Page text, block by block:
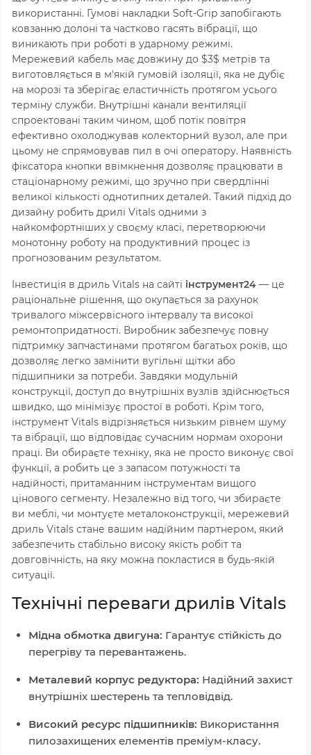
використанні. Гумові накладки Soft-Grip запобігають
ковзанню долоні та частково гасять вібрації, що
виникають при роботі в ударному режимі.
Мережевий кабель має довжину до $3$ метрів та
виготовляється в м'якій гумовій ізоляції, яка не дубіє
на морозі та зберігає еластичність протягом усього
терміну служби. Внутрішні канали вентиляції
спроектовані таким чином, щоб потік повітря
ефективно охолоджував колекторний вузол, але при
цьому не спрямовував пил в очі оператору. Наявність
фіксатора кнопки ввімкнення дозволяє працювати в
стаціонарному режимі, що зручно при свердлінні
великої кількості однотипних деталей. Такий підхід до
дизайну робить дрилі Vitals одними з
найкомфортніших у своєму класі, перетворюючи
монотонну роботу на продуктивний процес із
прогнозованим результатом.
Інвестиція в дриль Vitals на сайті інструмент24 — це
раціональне рішення, що окупається за рахунок
тривалого міжсервісного інтервалу та високої
ремонтопридатності. Виробник забезпечує повну
підтримку запчастинами протягом багатьох років, що
дозволяє легко замінити вугільні щітки або
підшипники за потреби. Завдяки модульній
конструкції, доступ до внутрішніх вузлів здійснюється
швидко, що мінімізує простої в роботі. Крім того,
інструмент Vitals відрізняється низьким рівнем шуму
та вібрації, що відповідає сучасним нормам охорони
праці. Ви обираєте техніку, яка не просто виконує свої
функції, а робить це з запасом потужності та
надійності, притаманним інструментам вищого
цінового сегменту. Незалежно від того, чи збираєте
ви меблі, чи монтуєте металоконструкції, мережевий
дриль Vitals стане вашим надійним партнером, який
забезпечить стабільно високу якість робіт та
довговічність, на яку можна покластися в будь-якій
ситуації.
Технічні переваги дрилів Vitals
Мідна обмотка двигуна: Гарантує стійкість до
перегріву та перевантажень.
Металевий корпус редуктора: Надійний захист
внутрішніх шестерень та тепловідвід.
Високий ресурс підшипників: Використання
пилозахищених елементів преміум-класу.